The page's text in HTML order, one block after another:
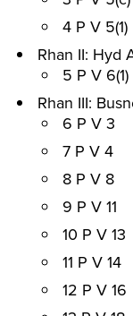
4 P V 5(1)
Rhan II: Hyd
5 P V 6(1)
Rhan III:
6 P V 3
7 P V 4
8 P V 8
9 P V 11
10 P V 13
11 P V 14
12 P V 16